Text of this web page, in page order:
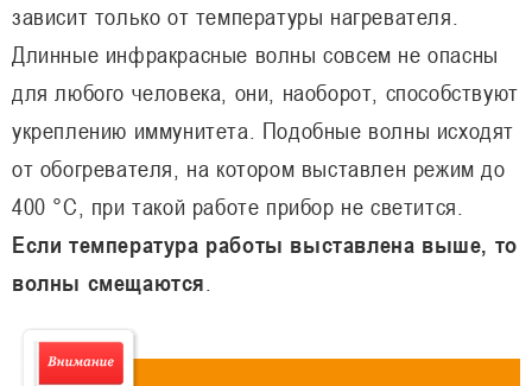
зависит только от температуры нагревателя.
Длинные инфракрасные волны совсем не опасны
для любого человека, они, наоборот, способствуют
укреплению иммунитета. Подобные волны исходят
от обогревателя, на котором выставлен режим до
400 °C, при такой работе прибор не светится.
Если температура работы выставлена выше, то
волны смещаются